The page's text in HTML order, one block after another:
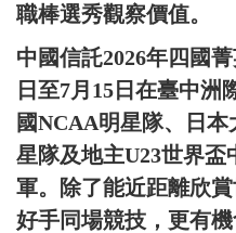
職棒選秀觀察價值。
中國信託2026年四國
日至7月15日在臺中洲
國NCAA明星隊、日
星隊及地主U23世界
軍。除了能近距離欣
好手同場競技，更有